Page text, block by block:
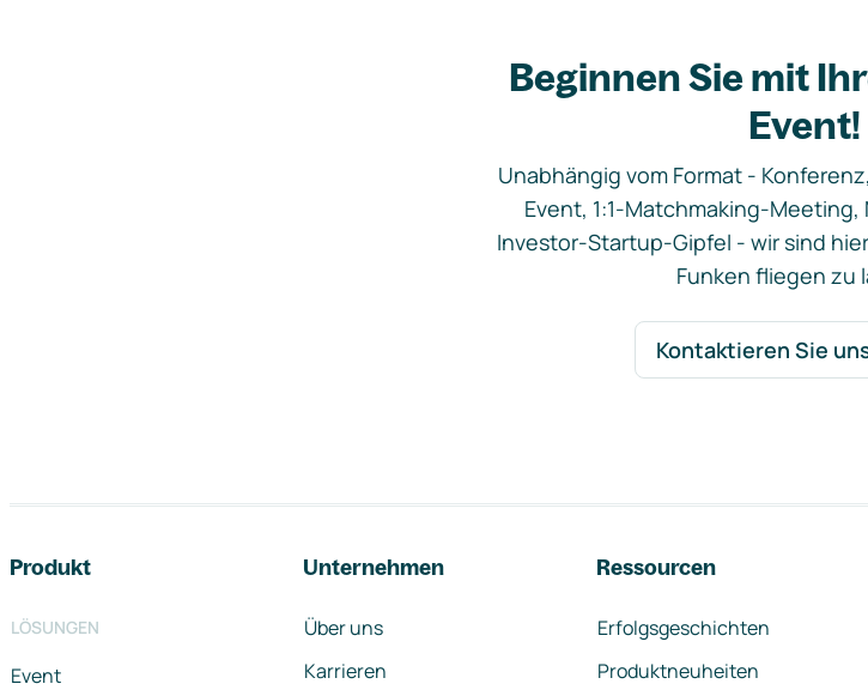
Beginnen Sie mit
Event!
Unabhängig vom Format -
Event, 1:1-Matchmaking-
Investor-Startup-Gipfel - wir sind
Funken fliegen zu
Kontaktieren Sie
Produkt
LÖSUNGEN
Event
Unternehmen
Über uns
Karrieren
Ressourcen
Erfolgsgeschichten
Produktneuheiten